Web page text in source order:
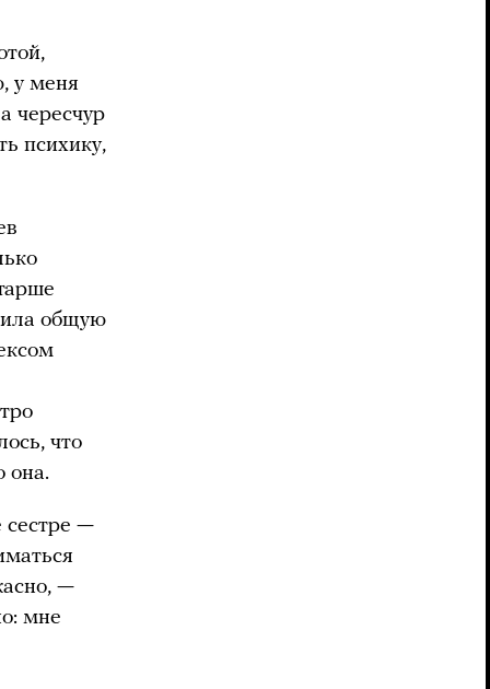
у меня
чересчур
психику,
общую
что
она.
сестре —
—
мне